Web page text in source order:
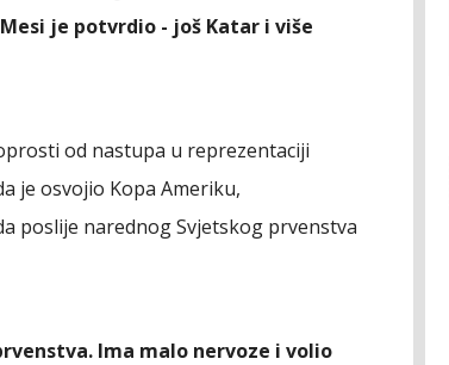
je potvrdio - još Katar i više
od nastupa u reprezentaciji
je osvojio Kopa Ameriku,
poslije narednog Svjetskog prvenstva
Ima malo nervoze i volio